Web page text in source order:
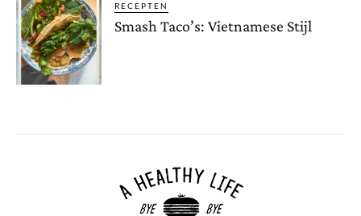
RECEPTEN
Smash Taco’s: Vietnamese Stijl